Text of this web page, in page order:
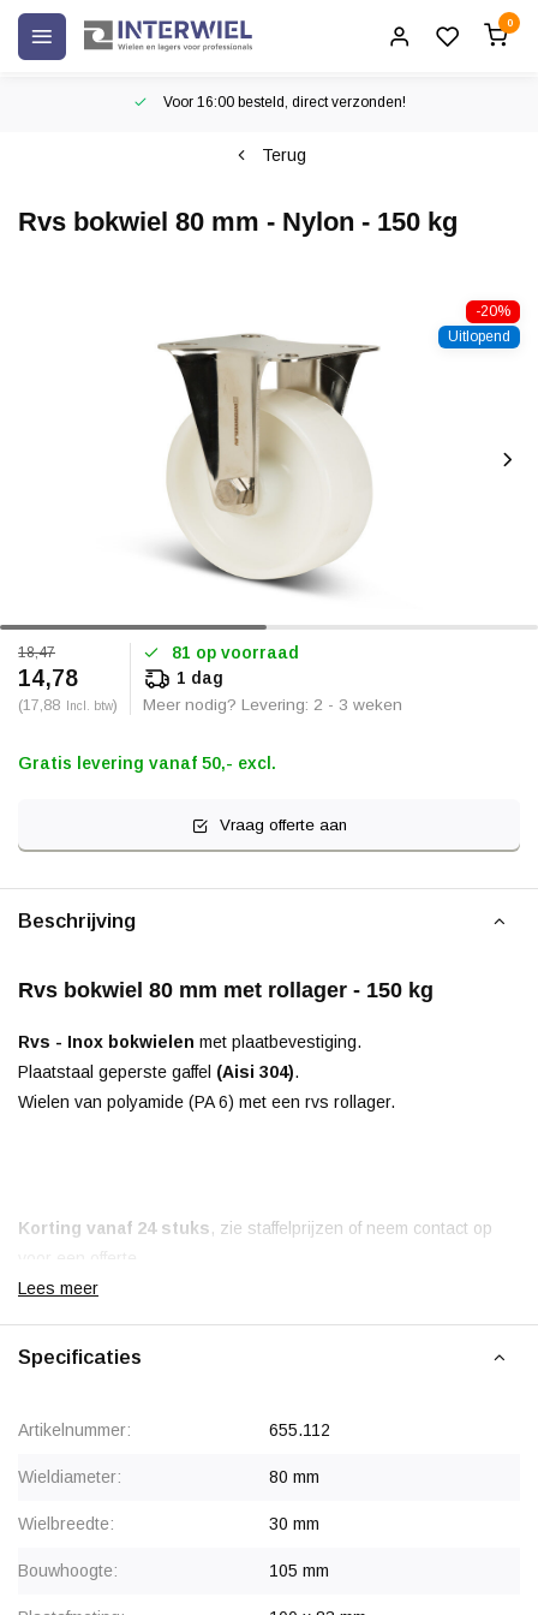
0
Voor 16:00 besteld, direct verzonden!
Terug
Rvs bokwiel 80 mm - Nylon - 150 kg
-20%
Uitlopend
18,47
14,78
(17,88 Incl. btw)
81 op voorraad
1 dag
Meer nodig? Levering: 2 - 3 weken
Gratis levering vanaf 50,- excl.
Vraag offerte aan
Beschrijving
Rvs bokwiel 80 mm met rollager - 150 kg
Rvs - Inox bokwielen met plaatbevestiging.
Plaatstaal geperste gaffel (Aisi 304).
Wielen van polyamide (PA 6) met een rvs rollager.
Korting vanaf 24 stuks, zie staffelprijzen of neem contact op
Vanaf 50 stuks prijs op aanvraag.
Lees meer
Specificaties
Artikelnummer: 655.112
Wieldiameter: 80 mm
Wielbreedte: 30 mm
Bouwhoogte: 105 mm